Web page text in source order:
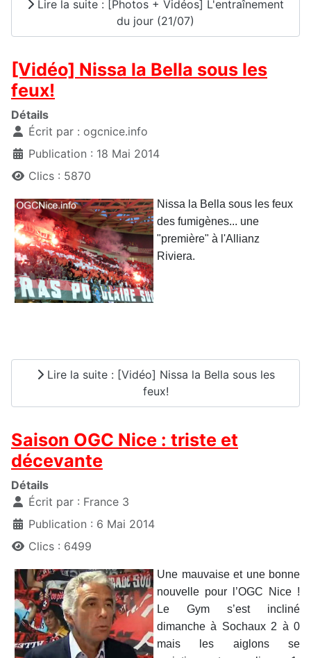
Lire la suite : [Photos + Vidéos] L'entraînement
du jour (21/07)
[Vidéo] Nissa la Bella sous les
feux!
Détails
Écrit par : ogcnice.info
Publication : 18 Mai 2014
Clics : 5870
Nissa la Bella sous les feux
des fumigènes... une
"première" à l'Allianz
Riviera.
Lire la suite : [Vidéo] Nissa la Bella sous les
feux!
Saison OGC Nice : triste et
décevante
Détails
Écrit par : France 3
Publication : 6 Mai 2014
Clics : 6499
Une mauvaise et une bonne
nouvelle pour l’OGC Nice !
Le Gym s’est incliné
dimanche à Sochaux 2 à 0
mais les aiglons se